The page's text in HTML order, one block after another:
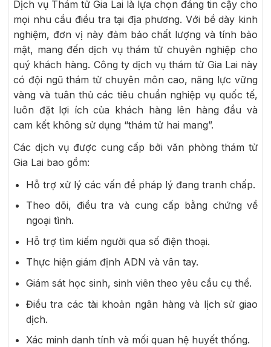
Dịch vụ Thám tử Gia Lai là lựa chọn đáng tin cậy cho
mọi nhu cầu điều tra tại địa phương. Với bề dày kinh
nghiệm, đơn vị này đảm bảo chất lượng và tính bảo
mật, mang đến dịch vụ thám tử chuyên nghiệp cho
quý khách hàng. Công ty dịch vụ thám tử Gia Lai này
có đội ngũ thám tử chuyên môn cao, năng lực vững
vàng và tuân thủ các tiêu chuẩn nghiệp vụ quốc tế,
luôn đặt lợi ích của khách hàng lên hàng đầu và
cam kết không sử dụng “thám tử hai mang”.
Các dịch vụ được cung cấp bởi văn phòng thám tử
Gia Lai bao gồm:
Hỗ trợ xử lý các vấn đề pháp lý đang tranh chấp.
Theo dõi, điều tra và cung cấp bằng chứng về
ngoại tình.
Hỗ trợ tìm kiếm người qua số điện thoại.
Thực hiện giám định ADN và vân tay.
Giám sát học sinh, sinh viên theo yêu cầu cụ thể.
Điều tra các tài khoản ngân hàng và lịch sử giao
dịch.
Xác minh danh tính và mối quan hệ huyết thống.